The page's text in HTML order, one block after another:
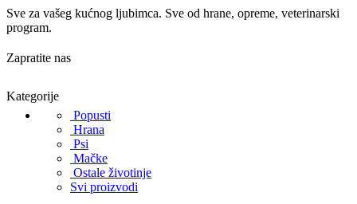
Sve za vašeg kućnog ljubimca. Sve od hrane, opreme, veterinarski
program.
Zapratite nas
Kategorije
Popusti
Hrana
Psi
Mačke
Ostale životinje
Svi proizvodi